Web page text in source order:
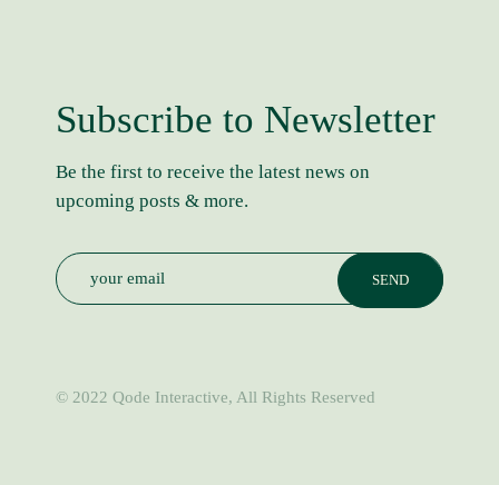
Subscribe to Newsletter
Be the first to receive the latest news on
upcoming posts & more.
© 2022 Qode Interactive, All Rights Reserved